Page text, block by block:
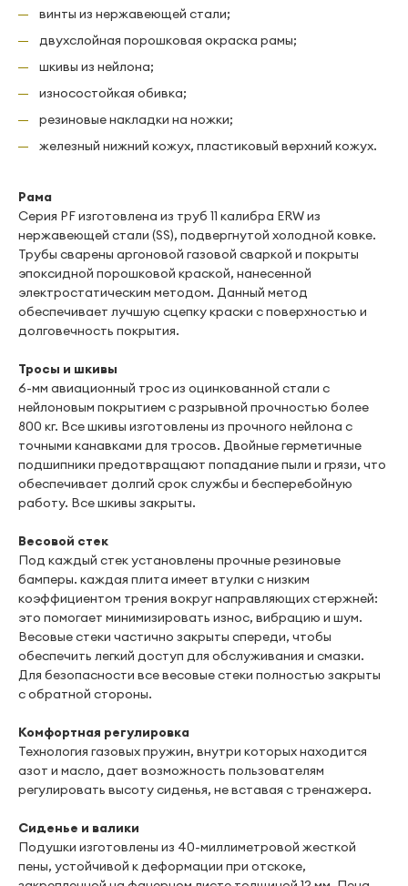
винты из нержавеющей стали;
двухслойная порошковая окраска рамы;
шкивы из нейлона;
износостойкая обивка;
резиновые накладки на ножки;
железный нижний кожух, пластиковый верхний кожух.
Рама
Серия PF изготовлена из труб 11 калибра ERW из
нержавеющей стали (SS), подвергнутой холодной ковке.
Трубы сварены аргоновой газовой сваркой и покрыты
эпоксидной порошковой краской, нанесенной
электростатическим методом. Данный метод
обеспечивает лучшую сцепку краски с поверхностью и
долговечность покрытия.
Тросы и шкивы
6-мм авиационный трос из оцинкованной стали с
нейлоновым покрытием с разрывной прочностью более
800 кг. Все шкивы изготовлены из прочного нейлона с
точными канавками для тросов. Двойные герметичные
подшипники предотвращают попадание пыли и грязи, что
обеспечивает долгий срок службы и бесперебойную
работу. Все шкивы закрыты.
Весовой стек
Под каждый стек установлены прочные резиновые
бамперы. каждая плита имеет втулки с низким
коэффициентом трения вокруг направляющих стержней:
это помогает минимизировать износ, вибрацию и шум.
Весовые стеки частично закрыты спереди, чтобы
обеспечить легкий доступ для обслуживания и смазки.
Для безопасности все весовые стеки полностью закрыты
с обратной стороны.
Комфортная регулировка
Технология газовых пружин, внутри которых находится
азот и масло, дает возможность пользователям
регулировать высоту сиденья, не вставая с тренажера.
Сиденье и валики
Подушки изготовлены из 40-миллиметровой жесткой
пены, устойчивой к деформации при отскоке,